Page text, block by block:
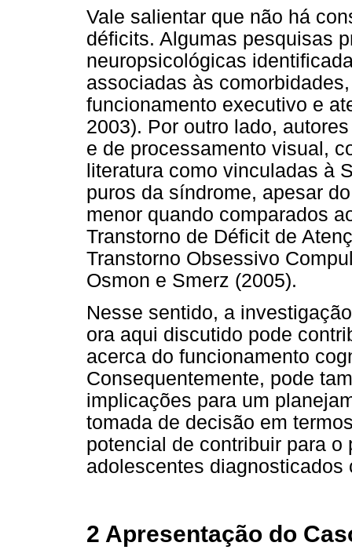
Vale salientar que não há
déficits. Algumas pesquisas
neuropsicológicas
associadas às
funcionamento executivo e
2003). Por outro lado,
e de processamento visual,
literatura como vinculadas à
puros da síndrome, apesar
menor quando comparados
Transtorno de Déficit de
Transtorno Obsessivo
Osmon e Smerz (2005).
Nesse sentido, a
ora aqui discutido pode
acerca do funcionamento
Consequentemente, pode
implicações para um
tomada de decisão em
potencial de contribuir para
adolescentes diagnosticados
2 Apresentação do